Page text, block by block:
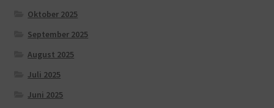
Oktober 2025
September 2025
August 2025
Juli 2025
Juni 2025